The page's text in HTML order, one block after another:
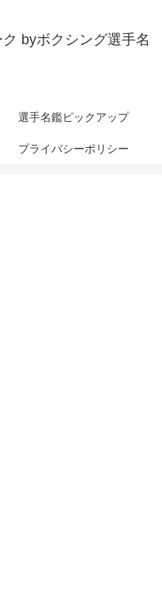
byボクシング選手名
選手名鑑ピックアップ
プライバシーポリシー